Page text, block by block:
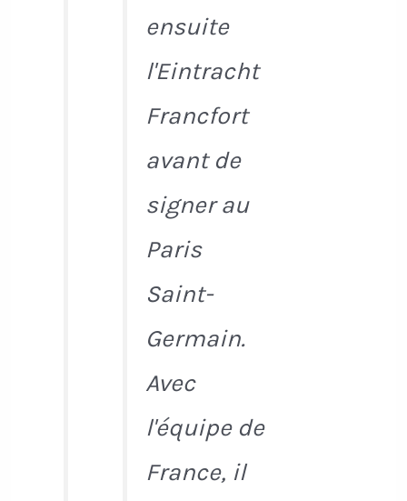
ensuite
l'Eintracht
Francfort
avant de
signer au
Paris
Saint-
Germain.
Avec
l'équipe de
France, il